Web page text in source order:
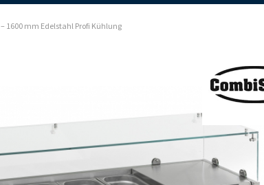
1600 mm Edelstahl Profi Kühlung